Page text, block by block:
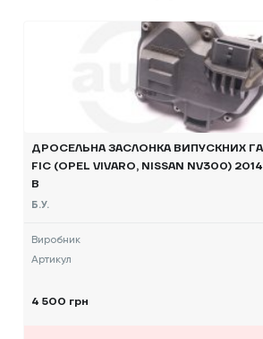
ДРОСЕЛЬНА ЗАСЛОНКА ВИПУСКНИХ
FIC (OPEL VIVARO, NISSAN NV300)
В
Б.У.
Виробник
Артикул
4 500 грн